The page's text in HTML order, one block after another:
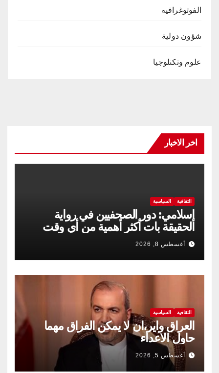
الفوتوغرافيه
شؤون دولية
علوم وتكنلوجيا
اخر الاخبار
الثقافية السياسية
إسلامي: دور الصحفيين في رواية
الحقيقة بات أكثر أهمية من أي وقت
مضى
أغسطس 8, 2026
الثقافية السياسية
العراق واير،ان لا يمكن الفراق مهما
حاول الاعداء
أغسطس 5, 2026